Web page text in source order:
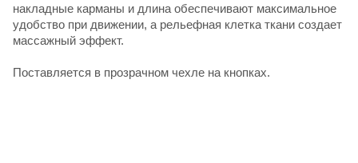
накладные карманы и длина обеспечивают максимальное
удобство при движении, а рельефная клетка ткани создает
массажный эффект.
Поставляется в прозрачном чехле на кнопках.